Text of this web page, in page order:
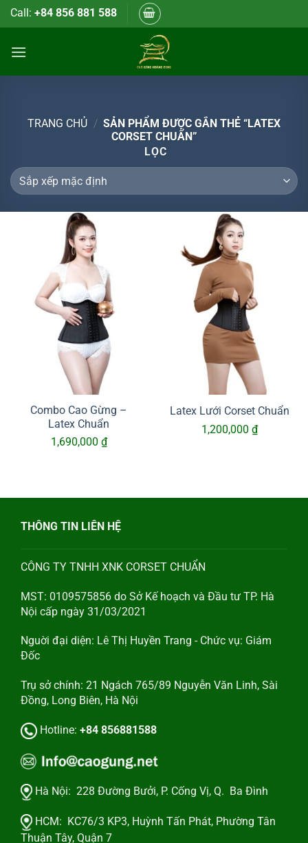
Bỏ
qua
dung
Call: +84 856 881 588
TRANG CHỦ / SẢN PHẨM ĐƯỢC GẮN THẺ “LATEX
CORSET CHUẨN”
LỌC
Combo Cao Gừng –
Latex Chuẩn
1,690,000 ₫
Latex Lưới Corset Chuẩn
1,200,000 ₫
THÔNG TIN LIÊN HỆ
CÔNG TY TNHH XNK CORSET CHUẨN
MST: 0109575856 do Sở Kế hoạch và Đầu tư TP. Hà
Nội cấp ngày 31/03/2021
Nguời đại diện: Lê Thị Huyền Trang - Chức vụ: Giám
Đốc
Trụ sở chính: 21 Ngách 765/89 Nguyễn Văn Linh, Sài
Đồng, Long Biên, Hà Nội
Hotline: +84 856881588
Hà Nội: 228 Đường Bưởi, P. Cống Vị, Q. Ba Đình
HCM: KC76/3 KP3, Huỳnh Tấn Phát, Phường Tân
Thuận Tây, Quận 7